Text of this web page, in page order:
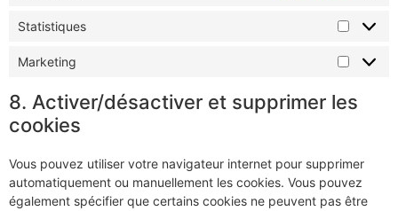
Statistiques
Marketing
8. Activer/désactiver et supprimer les
cookies
Vous pouvez utiliser votre navigateur internet pour supprimer
automatiquement ou manuellement les cookies. Vous pouvez
également spécifier que certains cookies ne peuvent pas être